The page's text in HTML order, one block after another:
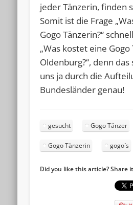
jeder Tänzerin, finden
Somit ist die Frage
Gogo Tänzerin?“
„Was kostet eine Gogo
Oldenburg?“, denn das
uns ja durch die
Bundesländer genau!
gesucht Gogo Tänzer
Gogo Tänzerin gogo´s
Did you like this article? Share